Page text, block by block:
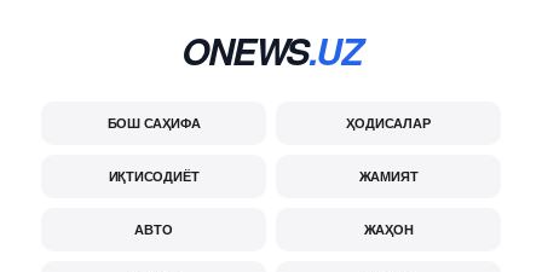
ONEWS.UZ
БОШ САҲИФА ҲОДИСАЛАР
ИҚТИСОДИЁТ ЖАМИЯТ
АВТО ЖАҲОН